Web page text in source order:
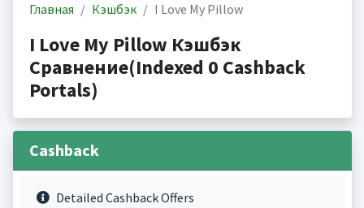
Главная Кэшбэк I Love My Pillow
I Love My Pillow Кэшбэк
Сравнение(Indexed 0 Cashback
Portals)
Cashback
Detailed Cashback Offers